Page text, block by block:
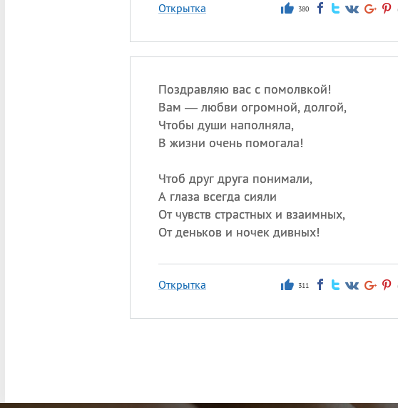
Открытка 380
Поздравляю вас с помолвкой!
Вам — любви огромной, долгой,
Чтобы души наполняла,
В жизни очень помогала!
Чтоб друг друга понимали,
А глаза всегда сияли
От чувств страстных и взаимных,
От деньков и ночек дивных!
Открытка 311